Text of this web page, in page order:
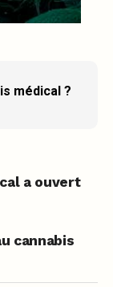
médical ?
a ouvert
cannabis